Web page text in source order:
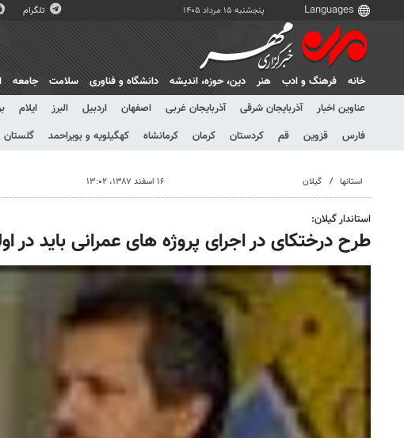
پنجشنبه ۱۵ مرداد ۱۴۰۵ تلگرام
خانه فرهنگ و ادب هنر دين، حوزه، انديشه دانشگاه و فناوری سلامت جامعه
عناوین اخبار
آذربایجان شرقی آذربایجان غربی اصفهان اردبیل البرز ایلام
فارس
قزوین قم کردستان کرمان کرمانشاه کهگیلویه و بویراحمد گلستان
استانها گیلان ۱۶ اسفند ۱۳۸۷، ۱۳:۰۲
استاندار گیلان:
طرح درختکای در اجرای پروژه های عمرانی باید در